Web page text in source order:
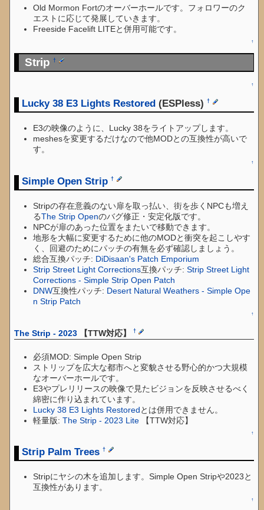
Old Mormon Fortのオーバーホールです。フォロワーのク
エストに応じて発展していきます。
Freeside Facelift LITEと併用可能です。
↑
Strip†
↑
Lucky 38 E3 Lights Restored (ESPless)†
E3の映像のように、Lucky 38をライトアップします。
meshesを変更するだけなので他MODとの互換性が高いで
す。
↑
Simple Open Strip †
Stripの存在意義のない扉を取っ払い、街を歩くNPCも増え
るThe Strip Openのバグ修正・安定化版です。
NPCが扉のあった位置をまたいで移動できます。
地形を大幅に変更するために他のMODと衝突を起こしやす
く、回避のためにパッチの有無を必ず確認しましょう。
総合互換パッチ: DiDisaan's Patch Emporium
Strip Street Light Corrections互換パッチ:Strip Street Light
Corrections - Simple Strip Open Patch
DNW互換性パッチ: Desert Natural Weathers - Simple Ope
n Strip Patch
↑
The Strip - 2023 【TTW対応】†
必須MOD: Simple Open Strip
ストリップを広大な都市へと変貌させる野心的かつ大規模
なオーバーホールです。
E3やプレリリースの映像で見たビジョンを反映させるべく
綿密に作り込まれています。
Lucky 38 E3 Lights Restoredとは併用できません。
軽量版:The Strip - 2023 Lite 【TTW対応】
↑
Strip Palm Trees †
Stripにヤシの木を追加します。Simple Open Stripや2023と
互換性があります。
↑